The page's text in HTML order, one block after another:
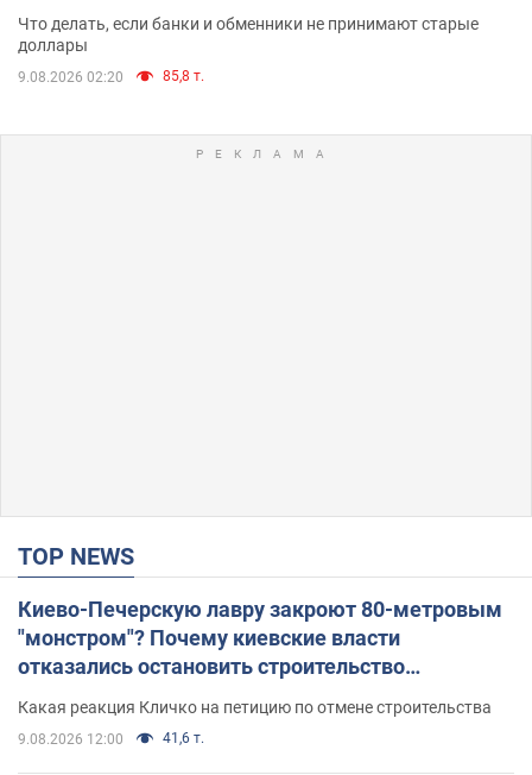
Что делать, если банки и обменники не принимают старые
доллары
9.08.2026 02:20 85,8 т.
TOP NEWS
Киево-Печерскую лавру закроют 80-метровым
"монстром"? Почему киевские власти
отказались остановить строительство
Какая реакция Кличко на петицию по отмене строительства
9.08.2026 12:00 41,6 т.